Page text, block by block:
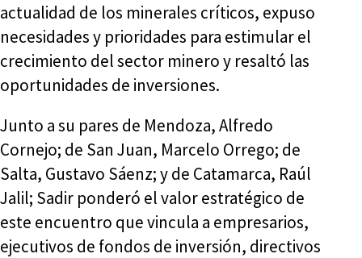
actualidad de los minerales críticos, expuso
necesidades y prioridades para estimular el
crecimiento del sector minero y resaltó las
oportunidades de inversiones.
Junto a su pares de Mendoza, Alfredo
Cornejo; de San Juan, Marcelo Orrego; de
Salta, Gustavo Sáenz; y de Catamarca, Raúl
Jalil; Sadir ponderó el valor estratégico de
este encuentro que vincula a empresarios,
ejecutivos de fondos de inversión, directivos